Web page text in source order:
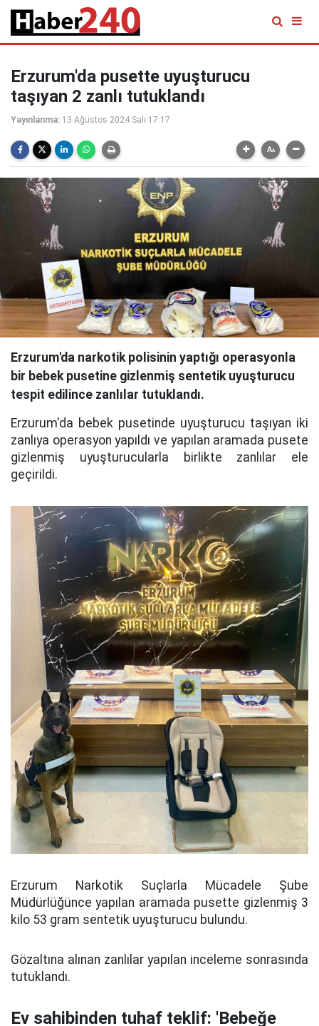
Erzurum'da pusette uyuşturucu
taşıyan 2 zanlı tutuklandı
Yayınlanma: 13 Ağustos 2024 Salı 17:17
Erzurum'da narkotik polisinin yaptığı operasyonla
bir bebek pusetine gizlenmiş sentetik uyuşturucu
tespit edilince zanlılar tutuklandı.
Erzurum'da bebek pusetinde uyuşturucu taşıyan iki
zanlıya operasyon yapıldı ve yapılan aramada pusete
gizlenmiş uyuşturucularla birlikte zanlılar ele
geçirildi.
Erzurum Narkotik Suçlarla Mücadele Şube
Müdürlüğünce yapılan aramada pusette gizlenmiş 3
kilo 53 gram sentetik uyuşturucu bulundu.
Gözaltına alınan zanlılar yapılan inceleme sonrasında
tutuklandı.
Ev sahibinden tuhaf teklif: 'Bebeğe